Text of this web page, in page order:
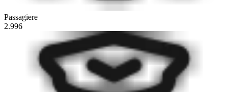
Passagiere
2.996